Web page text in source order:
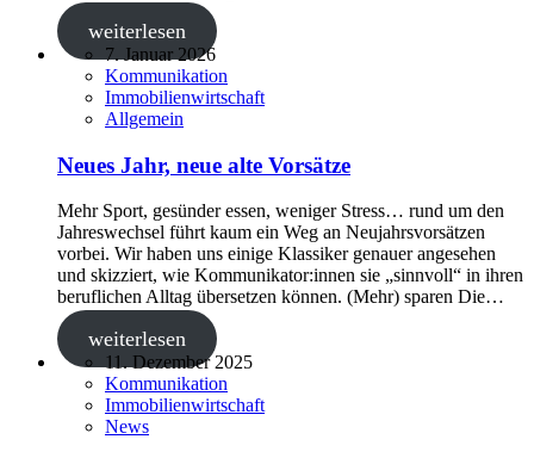
weiterlesen
7. Januar 2026
Kommunikation
Immobilienwirtschaft
Allgemein
Neues Jahr, neue alte Vorsätze
Mehr Sport, gesünder essen, weniger Stress… rund um den
Jahreswechsel führt kaum ein Weg an Neujahrsvorsätzen
vorbei. Wir haben uns einige Klassiker genauer angesehen
und skizziert, wie Kommunikator:innen sie „sinnvoll“ in ihren
beruflichen Alltag übersetzen können. (Mehr) sparen Die…
weiterlesen
11. Dezember 2025
Kommunikation
Immobilienwirtschaft
News